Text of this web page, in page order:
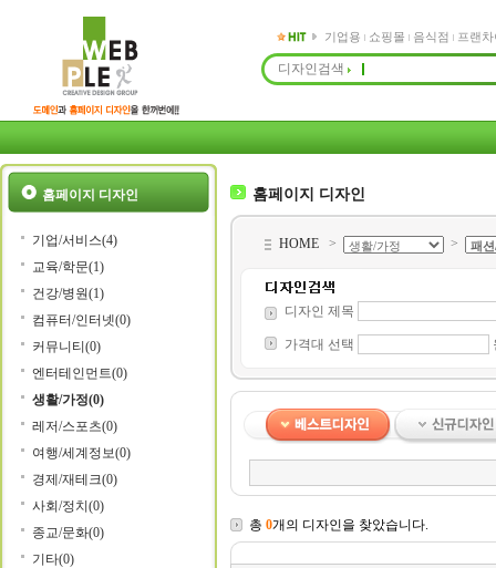
기업용 쇼핑몰 음식점 프랜
디자인검색
홈페이지 디자인
기업/서비스(4)
교육/학문(1)
건강/병원(1)
컴퓨터/인터넷(0)
커뮤니티(0)
엔터테인먼트(0)
생활/가정(0)
레저/스포츠(0)
여행/세계정보(0)
경제/재테크(0)
사회/정치(0)
종교/문화(0)
기타(0)
홈페이지 디자인
HOME > >
디자인 제목
가격대 선택
총 0개의 디자인을 찾았습니다.